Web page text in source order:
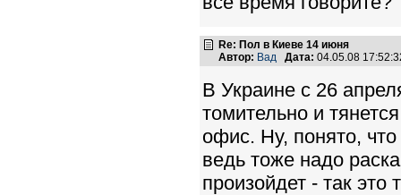
Re: Пол в Киеве 14 июня
Автор: Вад Дата: 04.05.08
В Украине с 26
томительно и
офис. Ну, понято,
ведь тоже надо
произойдет - так это